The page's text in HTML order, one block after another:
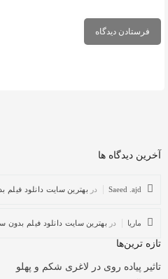
آخرین دیدگاه ها
Saeed .ajd در بهترین سایت دانلود فیلم
ماریا در بهترین سایت دانلود فیلم بدون
تازه ترین‌ها
تاثیر پیاده روی در لاغری شکم و پهلو